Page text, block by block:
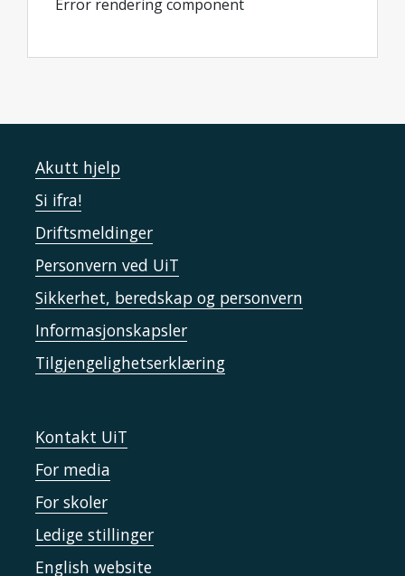
Error rendering component
Akutt hjelp
Si ifra!
Driftsmeldinger
Personvern ved UiT
Sikkerhet, beredskap og personvern
Informasjonskapsler
Tilgjengelighetserklæring
Kontakt UiT
For media
For skoler
Ledige stillinger
English website